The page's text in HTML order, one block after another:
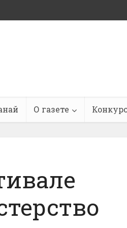
О газете